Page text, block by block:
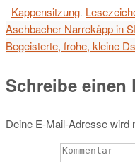
Kappensitzung.
Aschbacher Narrekäpp in
Begeisterte, frohe, kleine
Schreibe einen
Deine E-Mail-Adresse wird